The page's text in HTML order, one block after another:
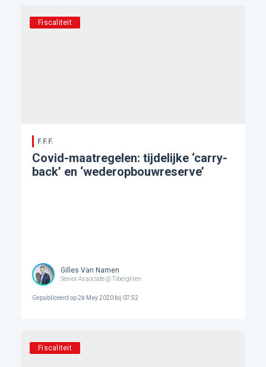
Fiscaliteit
F.F.F.
Covid-maatregelen: tijdelijke ‘carry-
back’ en ‘wederopbouwreserve’
Gilles Van Namen
Senior Associate @ Tiberghien
Gepubliceerd op28 May 2020 bij 07:52
Fiscaliteit